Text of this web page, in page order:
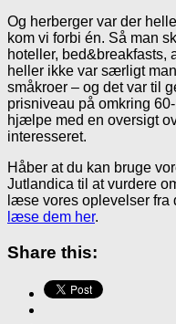
Og herberger var der
kom vi forbi én. Så man
hoteller, bed&breakfasts,
heller ikke var særligt
småkroer – og det var til
prisniveau på omkring
hjælpe med en oversigt
interesseret.
Håber at du kan bruge
Jutlandica til at vurdere
læse vores oplevelser fra
læse dem her.
Share this: